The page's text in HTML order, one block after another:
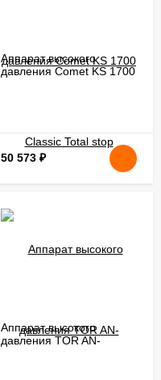
Аппарат высокого
давления Comet KS 1700
50 573 ₽
Аппарат высокого
давления TOR AN-